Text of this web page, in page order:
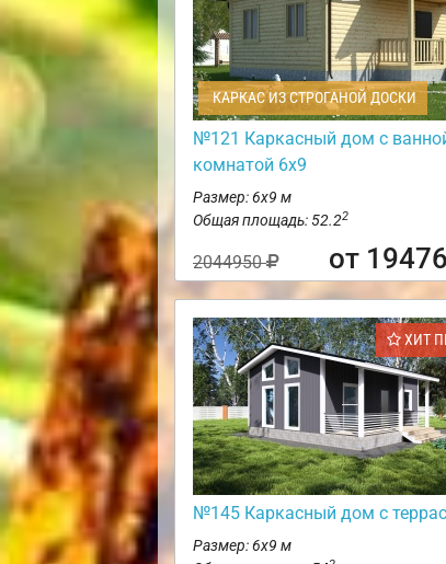
КАРКАС ИЗ СТРОГАНОЙ ДОСКИ
№121 Каркасный дом с
комнатой 6х9
Размер: 6х9 м
Общая площадь: 52.22
2044950 от
ХИТ
№145 Каркасный дом с
Размер: 6х9 м